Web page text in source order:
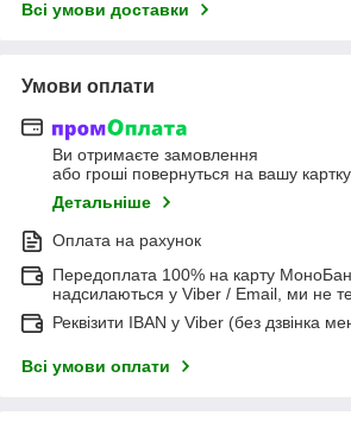
Всі умови доставки
Умови оплати
Ви отримаєте замовлення
або гроші повернуться на вашу картку
Детальніше
Оплата на рахунок
Передоплата 100% на карту
надсилаються у Viber / Email, ми не
Реквізити IBAN у Viber (без дзвінка
Всі умови оплати